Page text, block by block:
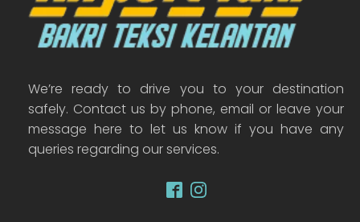
We’re ready to drive you to your destination
safely. Contact us by phone, email or leave your
message here to let us know if you have any
queries regarding our services.